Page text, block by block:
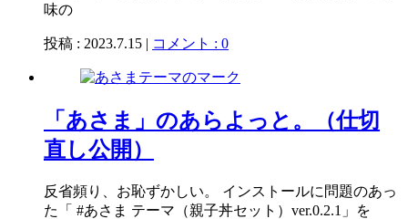
味の
投稿 : 2023.7.15 | コメント : 0
「あさま」のあらよっと。（仕切
直し公開）
反省頻り、お恥ずかしい。 インストールに問題のあっ
た「 #あさま テーマ（親子丼セット）ver.0.2.1」を